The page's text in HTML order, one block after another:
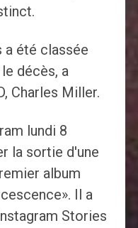
été classée
décès, a
Charles Miller.
lundi 8
la sortie d'une
album
Il a
Stories